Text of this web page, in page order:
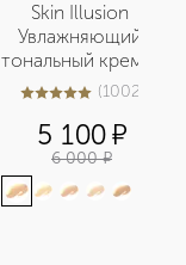
Skin Illusion
Увлажняющий
тональный крем с
легким покрытием
5из 51002 (1002
5 100¤
6 000 ¤